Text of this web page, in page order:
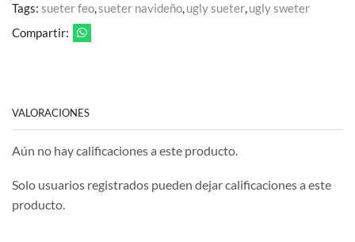
Tags: sueter feo,sueter navideño,ugly sueter,ugly sweter
Compartir:
VALORACIONES
Aún no hay calificaciones a este producto.
Solo usuarios registrados pueden dejar calificaciones a este
producto.